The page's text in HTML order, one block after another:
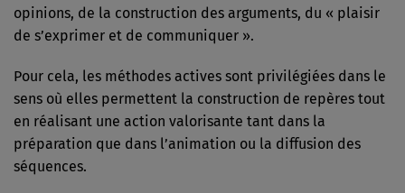
opinions, de la construction des arguments, du « plaisir
de s’exprimer et de communiquer ».
Pour cela, les méthodes actives sont privilégiées dans le
sens où elles permettent la construction de repères tout
en réalisant une action valorisante tant dans la
préparation que dans l’animation ou la diffusion des
séquences.